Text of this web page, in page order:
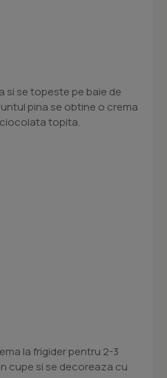
si se topeste pe baie de
pina se obtine o crema
topita.
la frigider pentru 2-3
cupe si se decoreaza cu